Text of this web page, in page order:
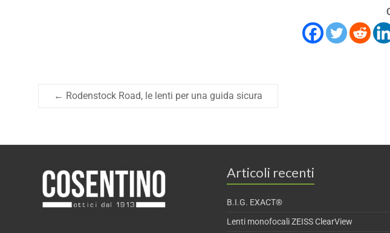
← Rodenstock Road, le lenti per una guida sicura
Articoli recenti
B.I.G. EXACT®
Lenti monofocali ZEISS ClearView